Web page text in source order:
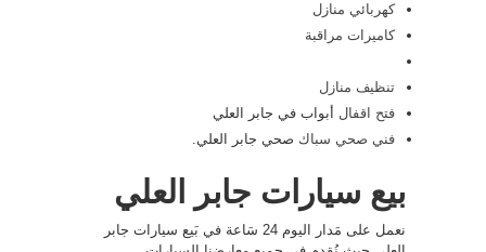
كهربائي منازل
كاميرات مراقبة
تنظيف منازل
فتح اقفال أبواب في جابر العلي
فني صحي سباك صحي جابر العلي.
بيع سيارات جابر العلي
نعمل على مَدار اليوم 24 سَاعة في بَيع سيارات جابر